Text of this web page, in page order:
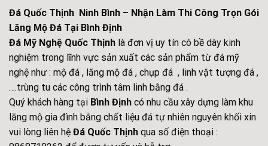
Đá Quốc Thịnh Ninh Bình – Nhận Làm Thi Công Trọn Gói
Lăng Mộ Đá Tại Bình Định
Đá Mỹ Nghệ Quốc Thịnh là đơn vị uy tín có bề dày kinh
nghiệm trong lĩnh vực sản xuất các sản phẩm từ đá mỹ
nghệ như : mộ đá , lăng mộ đá , chụp đá , linh vật tượng đá ,
….trùng tu các công trình tâm linh bằng đá .
Quý khách hàng tại Bình Định có nhu cầu xây dựng làm khu
lăng mộ gia đình bằng chất liệu đá tự nhiên nguyên khối xin
vui lòng liên hệ Đá Quốc Thịnh qua số điện thoại :